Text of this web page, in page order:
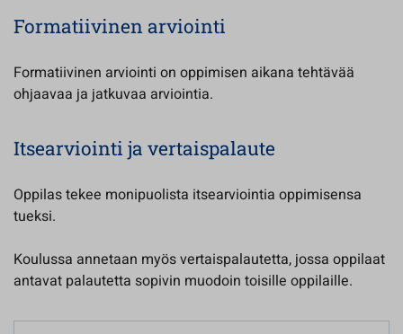
Formatiivinen arviointi
Formatiivinen arviointi on oppimisen aikana tehtävää
ohjaavaa ja jatkuvaa arviointia.
Itsearviointi ja vertaispalaute
Oppilas tekee monipuolista itsearviointia oppimisensa
tueksi.
Koulussa annetaan myös vertaispalautetta, jossa oppilaat
antavat palautetta sopivin muodoin toisille oppilaille.